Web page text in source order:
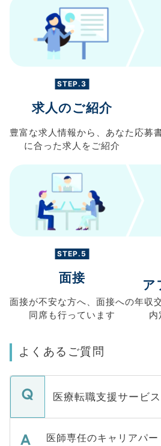
STEP.3
求人のご紹介
豊富な求人情報から、 あなた
に合った求人を ご紹介
応募
STEP.5
面接
面接が不安な方へ、 面接への
同席も行っています
ア
年収
内
よくあるご質問
医療転職支援サービ
医師専任のキャリアパ